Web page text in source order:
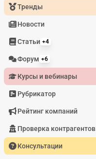
Тренды
Новости
Статьи +4
Форум +6
Курсы и вебинары
Рубрикатор
Рейтинг компаний
Проверка контрагентов
Консультации